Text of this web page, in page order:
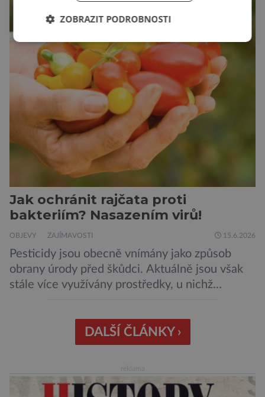
věd ČR sledovali pohyb candátů v jihočeské
nádrži Římov […]
Jak ochránit rajčata proti
bakteriím? Nasazením virů!
OBJEVY ZAJÍMAVOSTI 15.6.2026
Pesticidy jsou obecně vnímány jako způsob
obrany úrody před škůdci. Aktuálně jsou však
stále více využívány prostředky, u nichž
ochrana. Onu biologickou ochranu představují
například parazitické vosičky, které bývají
hmyzu. Takové vosičky jsou dosti malé, […]
DALŠÍ ČLÁNKY ›
ZOBRAZIT PODROBNOSTI